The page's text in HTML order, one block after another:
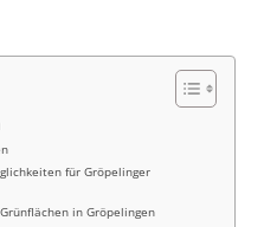
für Gröpelinger
in Gröpelingen